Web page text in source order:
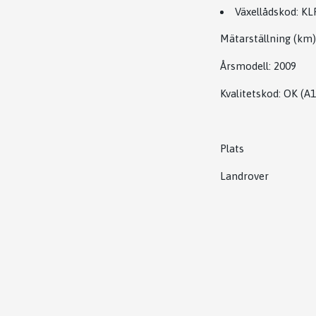
Växellådskod:
Mätarställning (km)
Årsmodell: 2009
Kvalitetskod: OK
Plats
Landrover